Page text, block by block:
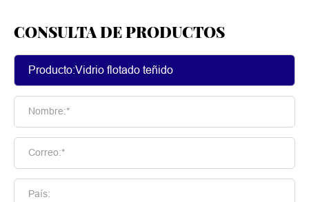
CONSULTA DE PRODUCTOS
Nombre:*
Correo:*
País: